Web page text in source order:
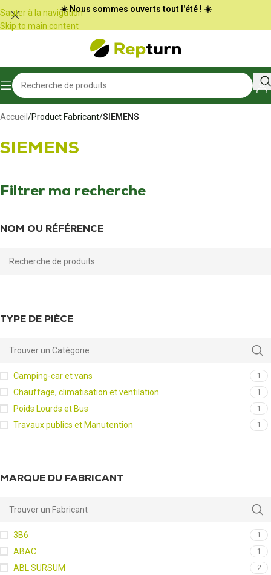
Panneau de gestion des cookies
Sauter à la navigation
Skip to main content
☀️ Nous sommes ouverts tout l'été ! ☀️
Accueil /Product Fabricant/SIEMENS
SIEMENS
Filtrer ma recherche
NOM OU RÉFÉRENCE
TYPE DE PIÈCE
Camping-car et vans 1
Chauffage, climatisation et ventilation 1
Poids Lourds et Bus 1
Travaux publics et Manutention 1
MARQUE DU FABRICANT
3B6 1
ABAC 1
ABL SURSUM 2